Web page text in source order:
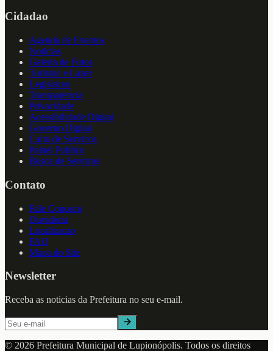
Cidadao
Agenda de Eventos
Noticias
Galeria de Fotos
Turismo e Lazer
Legislacao
Transparencia
Privacidade
Acessibilidade Digital
Governo Digital
Carta de Servicos
Painel Publico
Busca de Servicos
Contato
Fale Conosco
Ouvidoria
Localizacao
FAQ
Mapa do Site
Newsletter
Receba as noticias da Prefeitura no seu e-mail.
© 2026 Prefeitura Municipal de Lupionópolis. Todos os direitos